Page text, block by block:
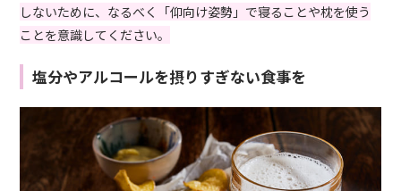
しないために、なるべく「仰向け姿勢」で寝ることや枕を使う
ことを意識してください。
塩分やアルコールを摂りすぎない食事を